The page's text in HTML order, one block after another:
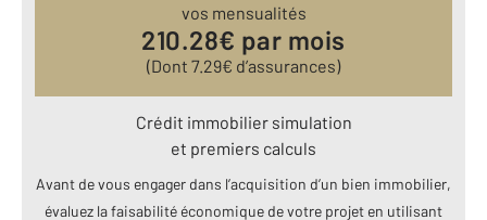
vos mensualités
210.28€ par mois
(Dont 7.29€ d’assurances)
Crédit immobilier simulation
et premiers calculs
Avant de vous engager dans l’acquisition d’un bien immobilier,
évaluez la faisabilité économique de votre projet en utilisant